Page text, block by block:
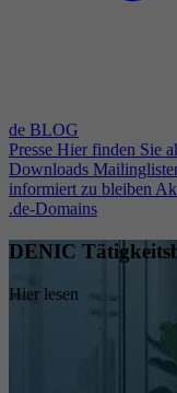
de BLOG
Presse Hier finden Sie
Downloads
informiert zu bleiben
.de-Domains
DENIC
Hier lesen